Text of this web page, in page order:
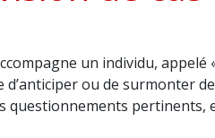
un individu, appelé
ou de surmonter
pertinents,